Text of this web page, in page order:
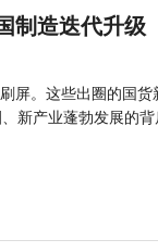
制造迭代升级
屏。这些出圈的国
新产业蓬勃发展的背